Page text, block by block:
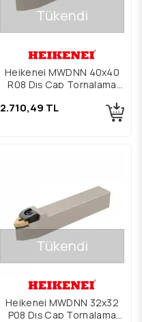
Tükendi
Heikenei MWDNN 40x40
R08 Dış Çap Tornalama
2.710,49 TL
Tükendi
Heikenei MWDNN 32x32
P08 Dış Çap Tornalama